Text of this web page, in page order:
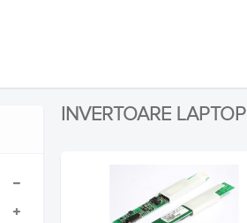
INVERTOARE LAPTOP